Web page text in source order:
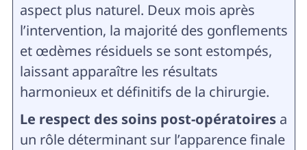
aspect plus naturel. Deux mois après
l’intervention, la majorité des gonflements
et œdèmes résiduels se sont estompés,
laissant apparaître les résultats
harmonieux et définitifs de la chirurgie.
Le respect des soins post-opératoires a
un rôle déterminant sur l’apparence finale